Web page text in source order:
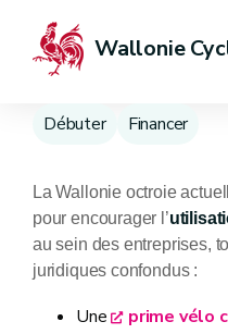
Wallonie
Débuter Financer
La Wallonie octroie
pour encourager l’
au sein des entreprises,
juridiques confondus :
Une prime vélo